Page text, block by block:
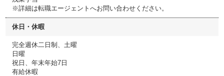
※詳細は転職エージェントへお問い合わせください。
休日・休暇
完全週休二日制、土曜
日曜
祝日、年末年始7日
有給休暇